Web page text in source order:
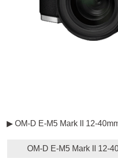
▶ OM-D E-M5 Mark II 12-
OM-D E-M5 Mark II 12-